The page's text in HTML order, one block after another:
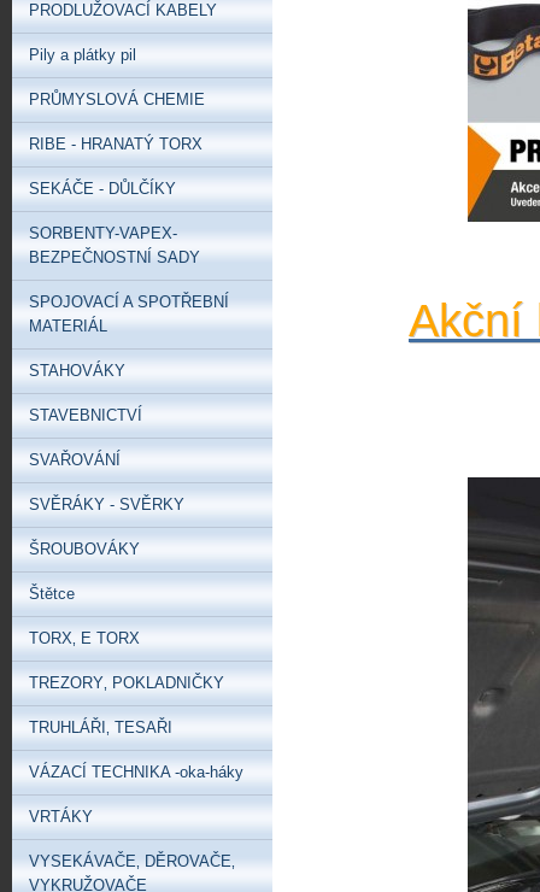
Akční
PRODLUŽOVACÍ KABELY
Pily a plátky pil
PRŮMYSLOVÁ CHEMIE
RIBE - HRANATÝ TORX
SEKÁČE - DŮLČÍKY
SORBENTY-VAPEX-
BEZPEČNOSTNÍ SADY
SPOJOVACÍ A SPOTŘEBNÍ
MATERIÁL
STAHOVÁKY
STAVEBNICTVÍ
SVAŘOVÁNÍ
SVĚRÁKY - SVĚRKY
ŠROUBOVÁKY
Štětce
TORX‚ E TORX
TREZORY‚ POKLADNIČKY
TRUHLÁŘI‚ TESAŘI
VÁZACÍ TECHNIKA -oka-háky
VRTÁKY
VYSEKÁVAČE‚ DĚROVAČE‚
VYKRUŽOVAČE